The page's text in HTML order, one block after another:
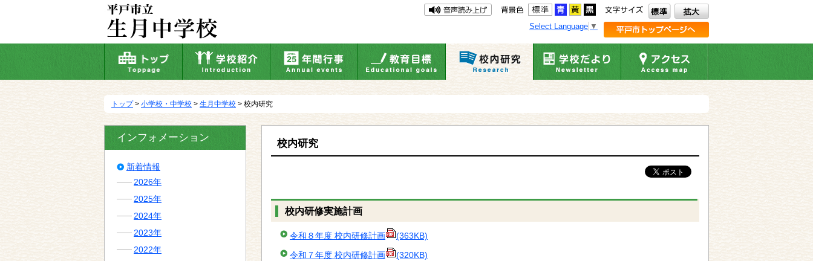
動
Select Language ▼
トップ> 小学校・中学校 > 生月中学校 > 校内研究
校内研究
校内研修実施計画
令和８年度 校内研修計画
(363KB)
令和７年度 校内研修計画
(320KB)
インフォメーション
新着情報
2026年
2025年
2024年
2023年
2022年